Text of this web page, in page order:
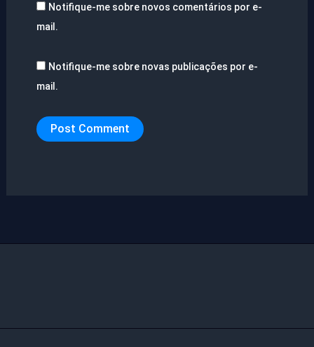
Notifique-me sobre novos comentários por e-
mail.
Notifique-me sobre novas publicações por e-
mail.